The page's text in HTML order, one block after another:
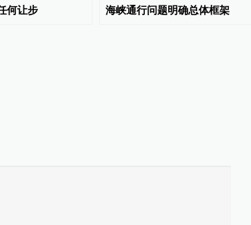
何让步
海峡通行问题明确总体框架